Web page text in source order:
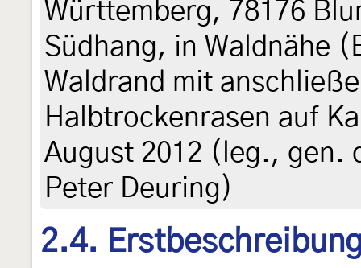
Württemberg, 78176
Südhang, in Waldnähe
Waldrand mit
Halbtrockenrasen auf
August 2012 (leg., gen.
Peter Deuring)
2.4.